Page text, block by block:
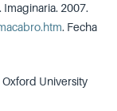
Imaginaria. 2007.
. Fecha
Oxford University